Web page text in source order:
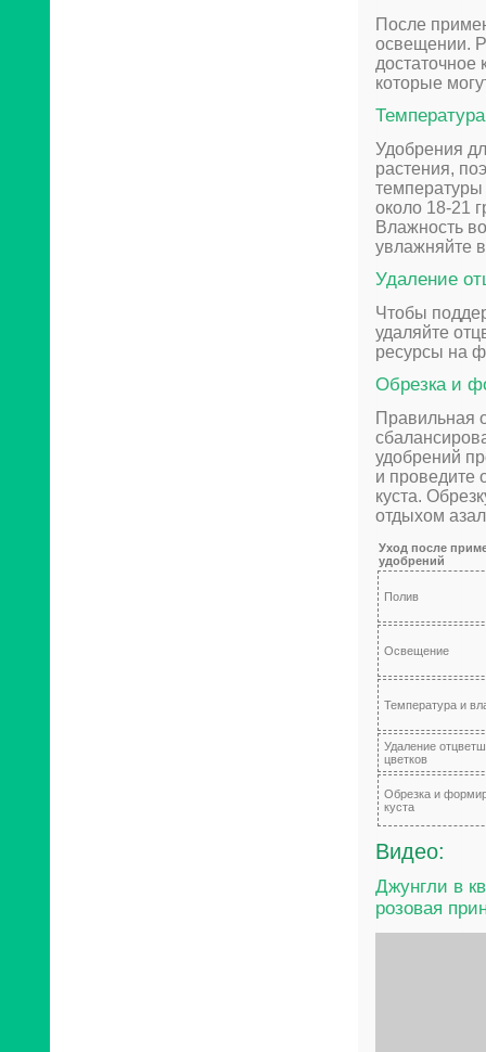
После
освещении.
достаточное
которые
Удобрения
растения,
температуры
около 18-21
Влажность
увлажняйте
Удаление
Чтобы
удаляйте
ресурсы на
Обрезка и
Правильная
удобрений
и проведите
куста.
отдыхом
Уход после
удобрений
Полив
Освещение
Температура и
Удаление
цветков
Обрезка и
куста
Видео:
Джунгли в
розовая